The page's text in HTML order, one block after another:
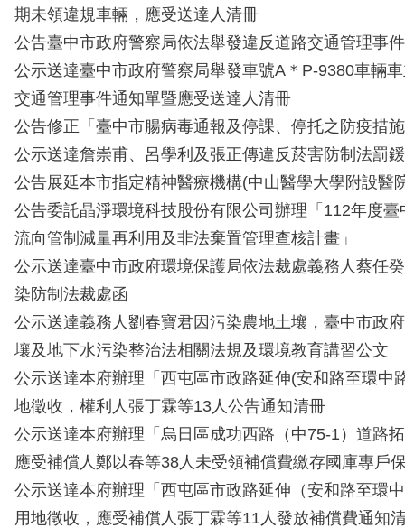
期未領違規車輛，應受送達人清冊
公告臺中市政府警察局依法舉發違反道路交通管理事
公示送達臺中市政府警察局舉發車號A＊P-9380車輛
交通管理事件通知單暨應受送達人清冊
公告修正「臺中市腸病毒通報及停課、停托之防疫措
公示送達詹崇甫、呂學利及張正傳違反菸害防制法罰
公告展延本市指定精神醫療機構(中山醫學大學附設醫
公告委託晶淨環境科技股份有限公司辦理「112年度
流向管制減量再利用及非法棄置管理查核計畫」
公示送達臺中市政府環境保護局依法裁處義務人蔡任
染防制法裁處函
公示送達義務人劉春寶君因污染農地土壤，臺中市政
壤及地下水污染整治法相關法規及環境教育講習公文
公示送達本府辦理「西屯區市政路延伸(安和路至環中
地徵收，權利人張丁霖等13人公告通知清冊
公示送達本府辦理「烏日區成功西路（中75-1）道路
應受補償人鄭以春等38人未受領補償費繳存國庫專戶
公示送達本府辦理「西屯區市政路延伸（安和路至環
用地徵收，應受補償人張丁霖等11人發放補償費通知